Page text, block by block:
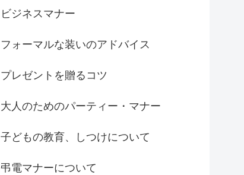
ビジネスマナー
フォーマルな装いのアドバイス
プレゼントを贈るコツ
大人のためのパーティー・マナー
子どもの教育、しつけについて
弔電マナーについて